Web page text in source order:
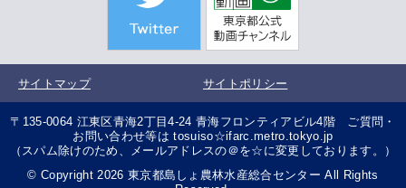
サイトマップ サイトポリシー
〒135-0064 江東区青海2丁目4-24 青海フロンティアビル4階 ご質問・
お問い合わせ等は tosuiso☆ifarc.metro.tokyo.jp
（スパム除けのため、メールアドレスの＠を☆に変更しております。）
© Copyright 2026 東京都島しょ農林水産総合センター All Rights